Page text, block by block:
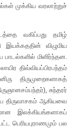
முக்கிய வரலாற்றுச்
வகிப்பது தமிழ்
இயக்கததின் விழுமிய
மிளிர்ந்தன.
திவ்வியப்பிரபந்தம்
திருமுறைகளாகத்
சுந்தரர்
திருவாசகம் ஆகியவை
இலக்கியங்களாகப்
பெரியபுராணமும் பல